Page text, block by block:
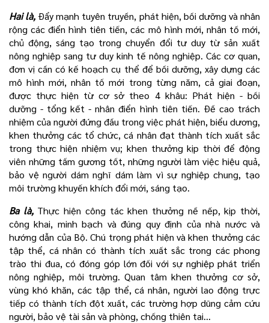
Hai là, Đẩy mạnh tuyên truyền, phát hiện, bồi dưỡng và nhân
rộng các điển hình tiên tiến, các mô hình mới, nhân tố mới,
chủ động, sáng tạo trong chuyển đổi tư duy từ sản xuất
nông nghiệp sang tư duy kinh tế nông nghiệp. Các cơ quan,
đơn vị cần có kế hoạch cụ thể để bồi dưỡng, xây dựng các
mô hình mới, nhân tố mới trong từng năm, cả giai đoạn,
được thực hiện từ cơ sở theo 4 khâu: Phát hiện - bồi
dưỡng - tổng kết - nhân điển hình tiên tiến. Đề cao trách
nhiệm của người đứng đầu trong việc phát hiện, biểu dương,
khen thưởng các tổ chức, cá nhân đạt thành tích xuất sắc
trong thực hiện nhiệm vụ; khen thưởng kịp thời để động
viên những tấm gương tốt, những người làm việc hiệu quả,
bảo vệ người dám nghĩ dám làm vì sự nghiệp chung, tạo
môi trường khuyến khích đổi mới, sáng tạo.
Ba là,Thực hiện công tác khen thưởng nề nếp, kịp thời,
công khai, minh bạch và đúng quy định của nhà nước và
hướng dẫn của Bộ. Chú trọng phát hiện và khen thưởng các
tập thể, cá nhân có thành tích xuất sắc trong các phong
trào thi đua, có đóng góp lớn đối với sự nghiệp phát triển
nông nghiệp, môi trường. Quan tâm khen thưởng cơ sở,
vùng khó khăn, các tập thể, cá nhân, người lao động trực
tiếp có thành tích đột xuất, các trường hợp dũng cảm cứu
người, bảo vệ tài sản và phòng, chống thiên tai...